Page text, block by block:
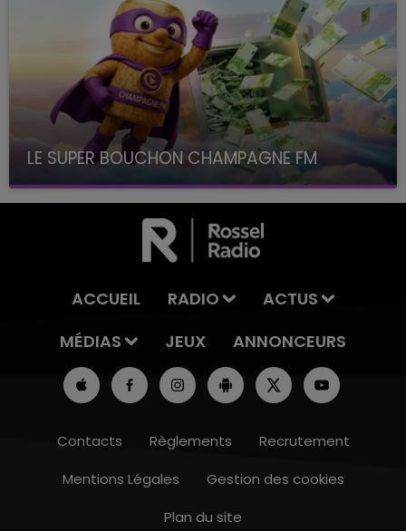
LE SUPER BOUCHON CHAMPAGNE FM
avec La Famille Champagne FM, à 8H10
ACCUEIL RADIO
ACTUS
MÉDIAS
JEUX ANNONCEURS
Contacts Règlements
Recrutement
Mentions Légales
Gestion des cookies
Plan du site